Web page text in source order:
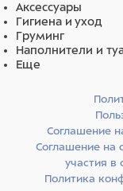
Аксессуары
Гигиена и уход
Груминг
Наполнители и
Еще
Соглашение
Соглашение на
участия
Политика